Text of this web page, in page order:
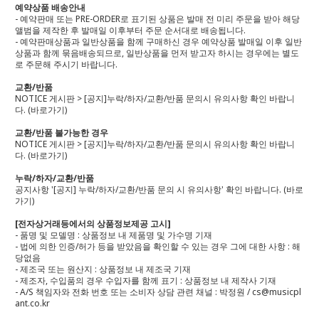
예약상품 배송안내
- 예약판매 또는 PRE-ORDER로 표기된 상품은 발매 전 미리 주문을 받아 해당
앨범을 제작한 후 발매일 이후부터 주문 순서대로 배송됩니다.
- 예약판매상품과 일반상품을 함께 구매하신 경우 예약상품 발매일 이후 일반
상품과 함께 묶음배송되므로, 일반상품을 먼저 받고자 하시는 경우에는 별도
로 주문해 주시기 바랍니다.
교환/반품
NOTICE 게시판 > [공지]누락/하자/교환/반품 문의시 유의사항 확인 바랍니
다. (바로가기)
교환/반품 불가능한 경우
NOTICE 게시판 > [공지]누락/하자/교환/반품 문의시 유의사항 확인 바랍니
다. (바로가기)
누락/하자/교환/반품
공지사항 '[공지] 누락/하자/교환/반품 문의 시 유의사항' 확인 바랍니다. (바로
가기)
[전자상거래등에서의 상품정보제공 고시]
- 품명 및 모델명 : 상품정보 내 제품명 및 가수명 기재
- 법에 의한 인증/허가 등을 받았음을 확인할 수 있는 경우 그에 대한 사항 : 해
당없음
- 제조국 또는 원산지 : 상품정보 내 제조국 기재
- 제조자, 수입품의 경우 수입자를 함께 표기 : 상품정보 내 제작사 기재
- A/S 책임자와 전화 번호 또는 소비자 상담 관련 채널 : 박정원 / cs@musicpl
ant.co.kr